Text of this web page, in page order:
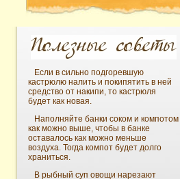
Если в сильно подгоревшую
кастрюлю налить и покипятить в ней
средство от накипи, то кастрюля
будет как новая.
Наполняйте банки соком и компотом
как можно выше, чтобы в банке
оставалось как можно меньше
воздуха. Тогда компот будет долго
храниться.
В рыбный суп овощи нарезают